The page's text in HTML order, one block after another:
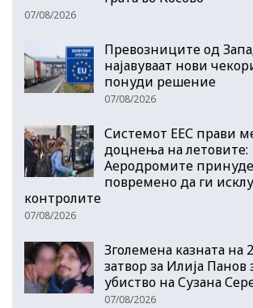
07/08/2026
Превозниците од
најавуваат нови
понуди решение
07/08/2026
Системот ЕЕС прави
доцнења на летовите:
Аеродромите
повремено да ги
контролите
07/08/2026
Зголемена казната на
затвор за Илија Панов
убиство на Сузана
07/08/2026